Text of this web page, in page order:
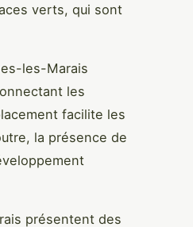
verts, qui sont
les-Marais
les
facilite les
la présence de
présentent des